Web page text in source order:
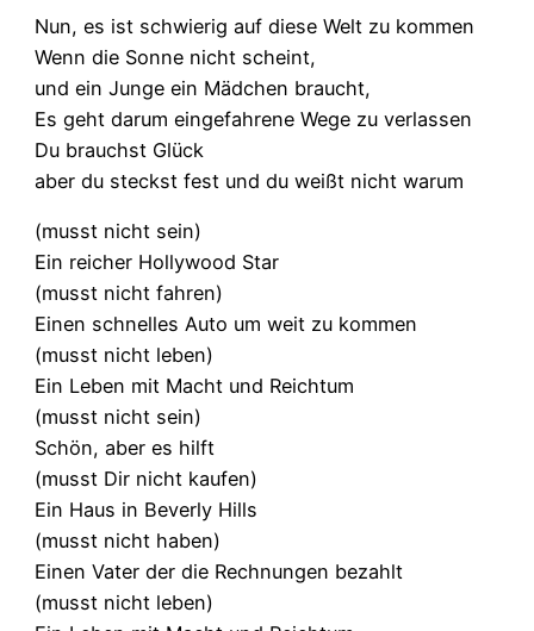
Nun, es ist schwierig auf diese Welt zu kommen
Wenn die Sonne nicht scheint,
und ein Junge ein Mädchen braucht,
Es geht darum eingefahrene Wege zu verlassen
Du brauchst Glück
aber du steckst fest und du weißt nicht warum
(musst nicht sein)
Ein reicher Hollywood Star
(musst nicht fahren)
Einen schnelles Auto um weit zu kommen
(musst nicht leben)
Ein Leben mit Macht und Reichtum
(musst nicht sein)
Schön, aber es hilft
(musst Dir nicht kaufen)
Ein Haus in Beverly Hills
(musst nicht haben)
Einen Vater der die Rechnungen bezahlt
(musst nicht leben)